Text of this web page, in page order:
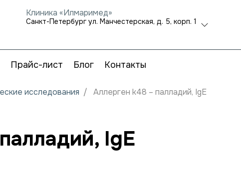
Клиника «Илмаримед»
Санкт-Петербург ул. Манчестерская, д. 5, корп. 1
Прайс-лист Блог Контакты
исследования Аллерген k48 – палладий, IgE
IgE